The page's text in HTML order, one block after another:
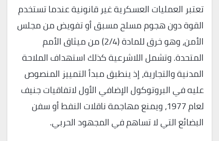
تعتبر العمليات العسكرية غير قانونية عندما تستخدم
القوة دون هجوم مسلح مسبق أو تفويض من مجلس
الأمن، وهو خرق للمادة (2/4) من ميثاق الأمم
المتحدة. وتشمل اللاشرعية كذلك استهداف الملاحة
المدنية والتجارية، إذ ينطبق مبدأ التمييز المنصوص
عليه في البروتوكول الإضافي الأول لاتفاقيات جنيف
لعام 1977، ويمنع مهاجمة ناقلات النفط أو سفن
البضائع التي لا تساهم في المجهود الحربي.